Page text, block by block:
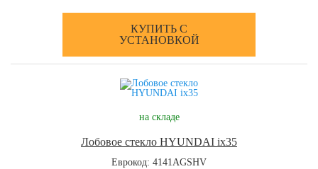
КУПИТЬ С
УСТАНОВКОЙ
на складе
Лобовое стекло HYUNDAI ix35
Еврокод: 4141AGSHV